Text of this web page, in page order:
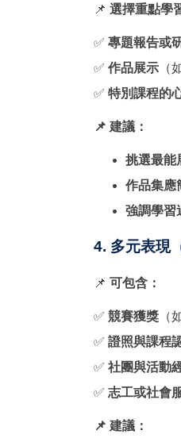
📌 選擇重點學
✅ 專題報告或
✅ 作品展示 （
✅ 特別課程的
📌 建議：
挑選最能
作品集應
強調學習
4. 多元表現
📌 可包含：
✅ 競賽獲獎 （
✅ 證照與課程
✅ 社團與活動
✅ 志工或社會
📌 建議：